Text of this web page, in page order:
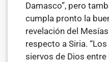
Damasco”, pero
cumpla pronto la
revelación del
respecto a Siria.
siervos de Dios